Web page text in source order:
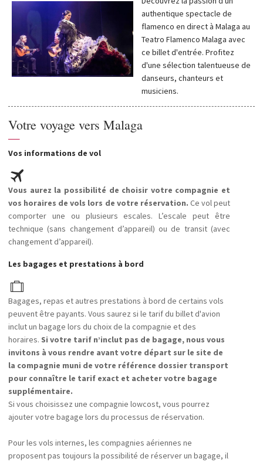
authentique spectacle de
flamenco en direct à Malaga au
Teatro Flamenco Malaga avec
ce billet d'entrée. Profitez
d'une sélection talentueuse de
danseurs, chanteurs et
musiciens.
Votre voyage vers Malaga
—
Vos informations de vol
Vous aurez la possibilité de choisir votre compagnie et
vos horaires de vols lors de votre réservation. Ce vol peut
comporter une ou plusieurs escales. L’escale peut être
technique (sans changement d’appareil) ou de transit (avec
changement d’appareil).
Les bagages et prestations à bord
Bagages, repas et autres prestations à bord de certains vols
peuvent être payants. Vous saurez si le tarif du billet d'avion
inclut un bagage lors du choix de la compagnie et des
horaires. Si votre tarif n’inclut pas de bagage, nous vous
invitons à vous rendre avant votre départ sur le site de
la compagnie muni de votre référence dossier transport
pour connaître le tarif exact et acheter votre bagage
supplémentaire.
Si vous choisissez une compagnie lowcost, vous pourrez
ajouter votre bagage lors du processus de réservation.
Pour les vols internes, les compagnies aériennes ne
proposent pas toujours la possibilité de réserver un bagage, il